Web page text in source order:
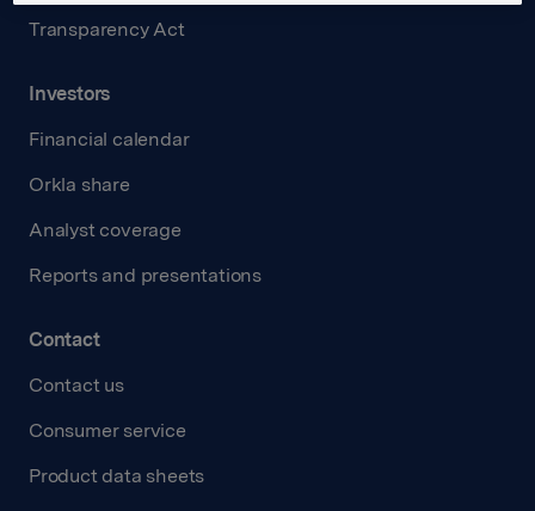
Transparency Act
Investors
Financial calendar
Orkla share
Analyst coverage
Reports and presentations
Contact
Contact us
Consumer service
Product data sheets